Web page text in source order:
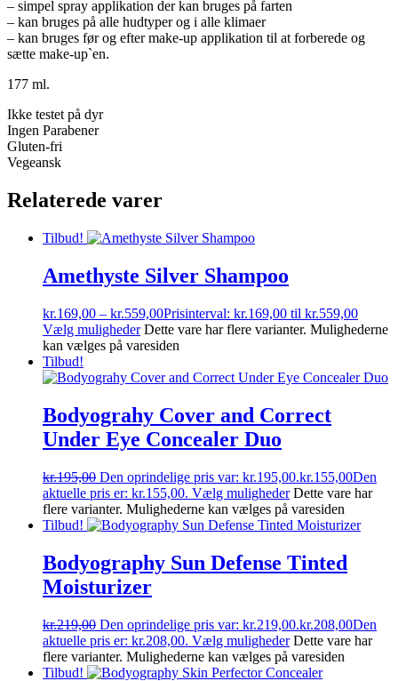
– simpel spray applikation der kan bruges på farten
– kan bruges på alle hudtyper og i alle klimaer
– kan bruges før og efter make-up applikation til at forberede og
sætte make-up`en.
177 ml.
Ikke testet på dyr
Ingen Parabener
Gluten-fri
Vegeansk
Relaterede varer
Tilbud!
Amethyste Silver Shampoo
kr.169,00 – kr.559,00Prisinterval: kr.169,00 til kr.559,00
Vælg muligheder Dette vare har flere varianter. Mulighederne
kan vælges på varesiden
Tilbud!
Bodyograhy Cover and Correct
Under Eye Concealer Duo
kr.195,00 Den oprindelige pris var: kr.195,00.kr.155,00Den
aktuelle pris er: kr.155,00. Vælg muligheder Dette vare har
flere varianter. Mulighederne kan vælges på varesiden
Tilbud!
Bodyography Sun Defense Tinted
Moisturizer
kr.219,00 Den oprindelige pris var: kr.219,00.kr.208,00Den
aktuelle pris er: kr.208,00. Vælg muligheder Dette vare har
flere varianter. Mulighederne kan vælges på varesiden
Tilbud!